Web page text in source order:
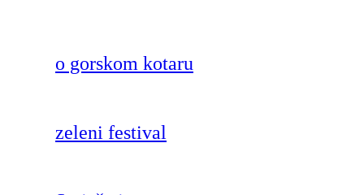
o gorskom kotaru
zeleni festival